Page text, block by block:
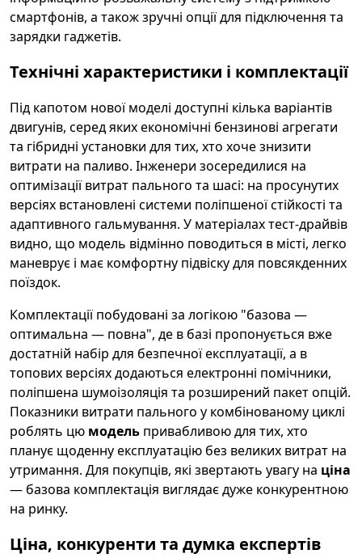
смартфонів, а також зручні опції для підключення та
зарядки гаджетів.
Технічні характеристики і комплектації
Під капотом нової моделі доступні кілька варіантів
двигунів, серед яких економічні бензинові агрегати
та гібридні установки для тих, хто хоче знизити
витрати на паливо. Інженери зосередилися на
оптимізації витрат пального та шасі: на просунутих
версіях встановлені системи поліпшеної стійкості та
адаптивного гальмування. У матеріалах тест-драйвів
видно, що модель відмінно поводиться в місті, легко
маневрує і має комфортну підвіску для повсякденних
поїздок.
Комплектації побудовані за логікою "базова —
оптимальна — повна", де в базі пропонується вже
достатній набір для безпечної експлуатації, а в
топових версіях додаються електронні помічники,
поліпшена шумоізоляція та розширений пакет опцій.
Показники витрати пального у комбінованому циклі
роблять цю модель привабливою для тих, хто
планує щоденну експлуатацію без великих витрат на
утримання. Для покупців, які звертають увагу на ціна
— базова комплектація виглядає дуже конкурентною
на ринку.
Ціна, конкуренти та думка експертів